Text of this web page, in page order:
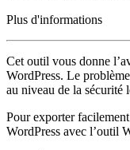
Plus d'informations
Cet outil vous donne
WordPress. Le
au niveau de la sécurité
Pour exporter
WordPress avec l’outil